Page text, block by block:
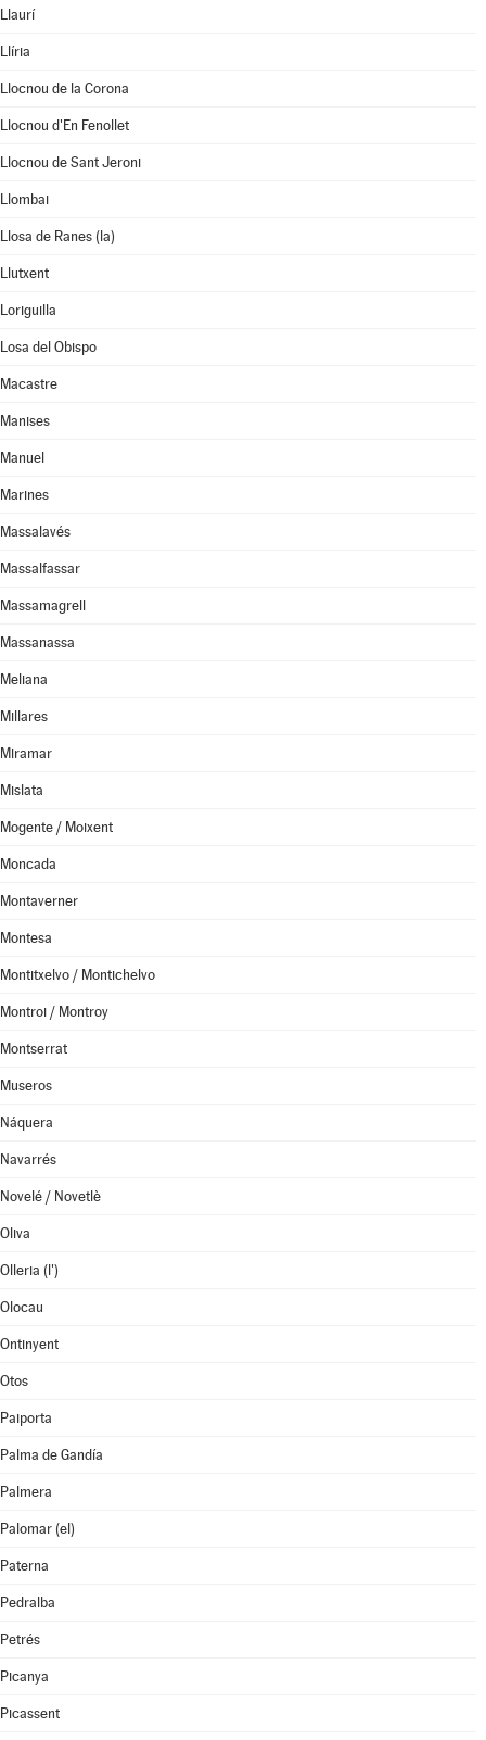
Llaurí
Llíria
Llocnou de la Corona
Llocnou d'En Fenollet
Llocnou de Sant Jeroni
Llombai
Llosa de Ranes (la)
Llutxent
Loriguilla
Losa del Obispo
Macastre
Manises
Manuel
Marines
Massalavés
Massalfassar
Massamagrell
Massanassa
Meliana
Millares
Miramar
Mislata
Mogente / Moixent
Moncada
Montaverner
Montesa
Montitxelvo / Montichelvo
Montroi / Montroy
Montserrat
Museros
Náquera
Navarrés
Novelé / Novetlè
Oliva
Olleria (l')
Olocau
Ontinyent
Otos
Paiporta
Palma de Gandía
Palmera
Palomar (el)
Paterna
Pedralba
Petrés
Picanya
Picassent